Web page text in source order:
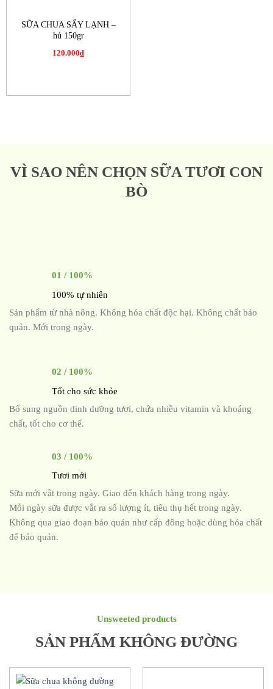
SỮA CHUA SẤY LẠNH –
hủ 150gr
120.000₫
VÌ SAO NÊN CHỌN SỮA TƯƠI CON
BÒ
01 / 100%
100% tự nhiên
Sản phẩm từ nhà nông. Không hóa chất độc hại. Không chất bảo
quản. Mới trong ngày.
02 / 100%
Tốt cho sức khỏe
Bổ sung nguồn dinh dưỡng tươi, chứa nhiều vitamin và khoáng
chất, tốt cho cơ thể.
03 / 100%
Tươi mới
Sữa mới vắt trong ngày. Giao đến khách hàng trong ngày.
Mỗi ngày sữa được vắt ra số lượng ít, tiêu thụ hết trong ngày.
Không qua giao đoạn bảo quản như cấp đông hoặc dùng hóa chất
để bảo quản.
Unsweeted products
SẢN PHẨM KHÔNG ĐƯỜNG